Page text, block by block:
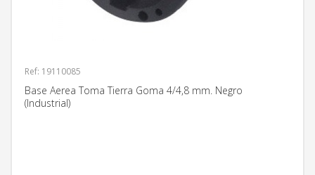
Ref: 19110085
Base Aerea Toma Tierra Goma 4/4,8 mm. Negro
(Industrial)